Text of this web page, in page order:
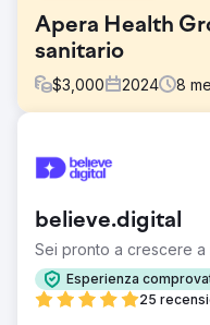
Apera Health
sanitario
$3,000 2024 8
Chirurgia bariatrica
Cosa era necessario? •
Unito, Germania e
e degli appuntamenti,
modello di crescita
Soluzione
believe.digital
Sei pronto a crescere a
Esperienza
25